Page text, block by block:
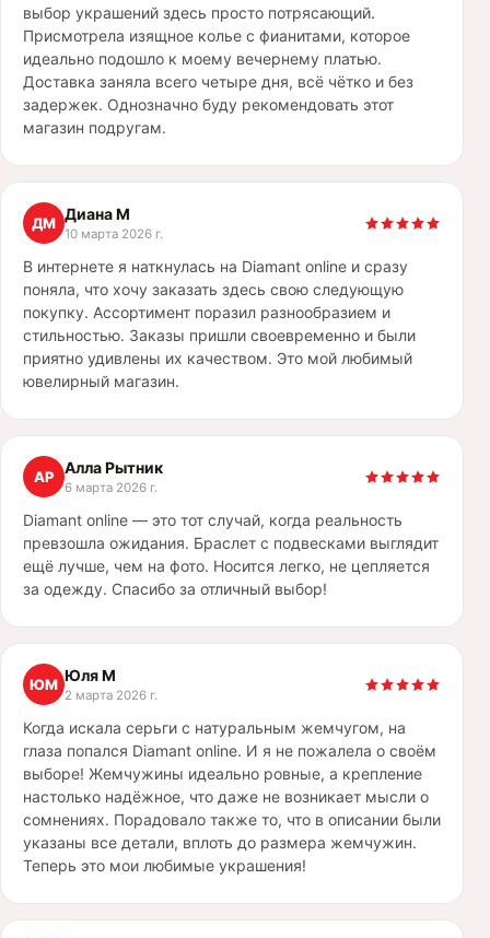
выбор украшений здесь просто потрясающий.
Присмотрела изящное колье с фианитами, которое
идеально подошло к моему вечернему платью.
Доставка заняла всего четыре дня, всё чётко и без
задержек. Однозначно буду рекомендовать этот
магазин подругам.
ДМ Диана М
10 марта 2026 г.
В интернете я наткнулась на Diamant online и сразу
поняла, что хочу заказать здесь свою следующую
покупку. Ассортимент поразил разнообразием и
стильностью. Заказы пришли своевременно и были
приятно удивлены их качеством. Это мой любимый
ювелирный магазин.
АР Алла Рытник
6 марта 2026 г.
Diamant online — это тот случай, когда реальность
превзошла ожидания. Браслет с подвесками выглядит
ещё лучше, чем на фото. Носится легко, не цепляется
за одежду. Спасибо за отличный выбор!
ЮМ Юля М
2 марта 2026 г.
Когда искала серьги с натуральным жемчугом, на
глаза попался Diamant online. И я не пожалела о своём
выборе! Жемчужины идеально ровные, а крепление
настолько надёжное, что даже не возникает мысли о
сомнениях. Порадовало также то, что в описании были
указаны все детали, вплоть до размера жемчужин.
Теперь это мои любимые украшения!